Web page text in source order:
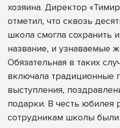
хозяина. Директор
отметил, что сквозь
школа смогла сохранить
название, и узнаваемые
Обязательная в таких
включала традиционные
выступления,
подарки. В честь юбилея
сотрудникам школы